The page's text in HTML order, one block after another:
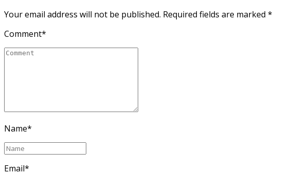
Your email address will not be published. Required fields are marked *
Comment*
Name*
Email*